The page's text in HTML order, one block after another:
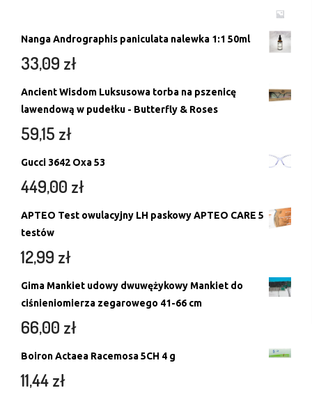
Nanga Andrographis paniculata nalewka 1:1 50ml
33,09 zł
Ancient Wisdom Luksusowa torba na pszenicę
lawendową w pudełku - Butterfly & Roses
59,15 zł
Gucci 3642 Oxa 53
449,00 zł
APTEO Test owulacyjny LH paskowy APTEO CARE 5
testów
12,99 zł
Gima Mankiet udowy dwuwężykowy Mankiet do
ciśnieniomierza zegarowego 41-66 cm
66,00 zł
Boiron Actaea Racemosa 5CH 4 g
11,44zł